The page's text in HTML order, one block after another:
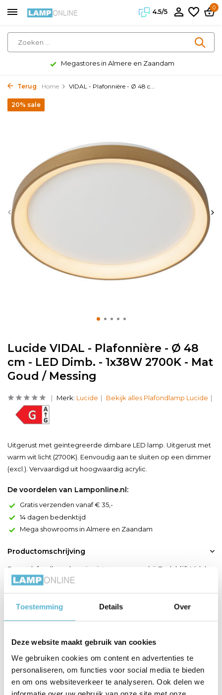
Toestemming Details Over
Deze website maakt gebruik van cookies
We gebruiken cookies om content en advertenties te
personaliseren, om functies voor social media te bieden
en om ons websiteverkeer te analyseren. Ook delen we
4.5/5
0
Megastores in Almere en Zaandam
Terug Home VIDAL - Plafonnière - Ø 48 c...
Lucide VIDAL - Plafonnière - Ø 48
cm - LED Dimb. - 1x38W 2700K - Mat
Goud / Messing
20% sale
Merk: Lucide Bekijk alles Plafondlamp Lucide
Uitgerust met geïntegreerde dimbare LED lamp. Uitgerust met
warm wit licht (2700K). Eenvoudig aan te sluiten op een dimmer
(excl.). Vervaardigd uit hoogwaardig acrylic.
De voordelen van Lamponline.nl:
Gratis verzenden vanaf € 35,-
14 dagen bedenktijd
Mega showrooms in Almere en Zaandam
Productomschrijving
Deze plafondlamp loop je niet zomaar voorbij. Toch blijft Vidal
een elegante lamp met subtiel licht door zijn melkwitte
uitvoering en messing ring. De lamp doet het goed in een
speels interieur met warme accenten. Zijn armatuur heeft een
Toon meer
Productspecificaties